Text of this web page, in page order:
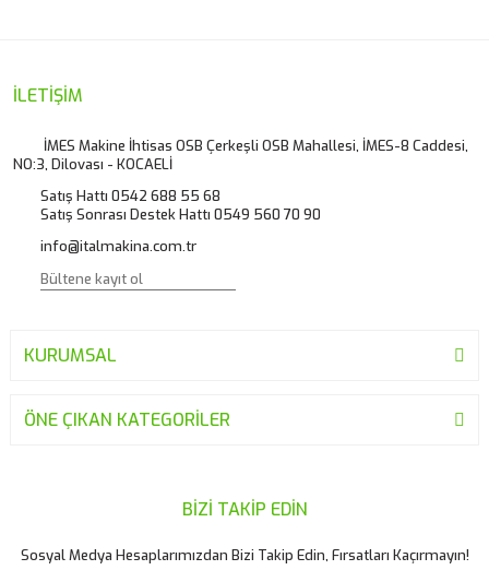
İLETİŞİM
İMES Makine İhtisas OSB Çerkeşli OSB Mahallesi, İMES-8 Caddesi,
NO:3, Dilovası - KOCAELİ
Satış Hattı 0542 688 55 68
Satış Sonrası Destek Hattı 0549 560 70 90
info@italmakina.com.tr
KURUMSAL
ÖNE ÇIKAN KATEGORİLER
BİZİ TAKİP EDİN
Sosyal Medya Hesaplarımızdan Bizi Takip Edin, Fırsatları Kaçırmayın!